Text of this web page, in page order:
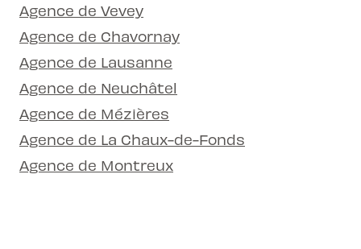
Agence de Vevey
Agence de Chavornay
Agence de Lausanne
Agence de Neuchâtel
Agence de Mézières
Agence de La Chaux-de-Fonds
Agence de Montreux